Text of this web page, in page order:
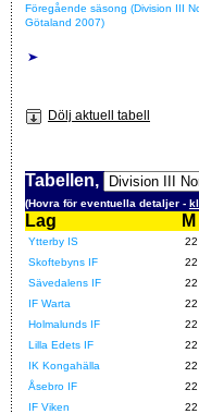
Föregående säsong (Division III
Götaland 2007)
Dölj aktuell tabell
Tabellen,
(Hovra för eventuella detaljer -
Lag
M
Ytterby IS 22
Skoftebyns IF
22
Sävedalens IF
22
IF Warta
22
Holmalunds IF
22
Lilla Edets IF
22
IK Kongahälla
22
Åsebro IF
22
IF Viken
22